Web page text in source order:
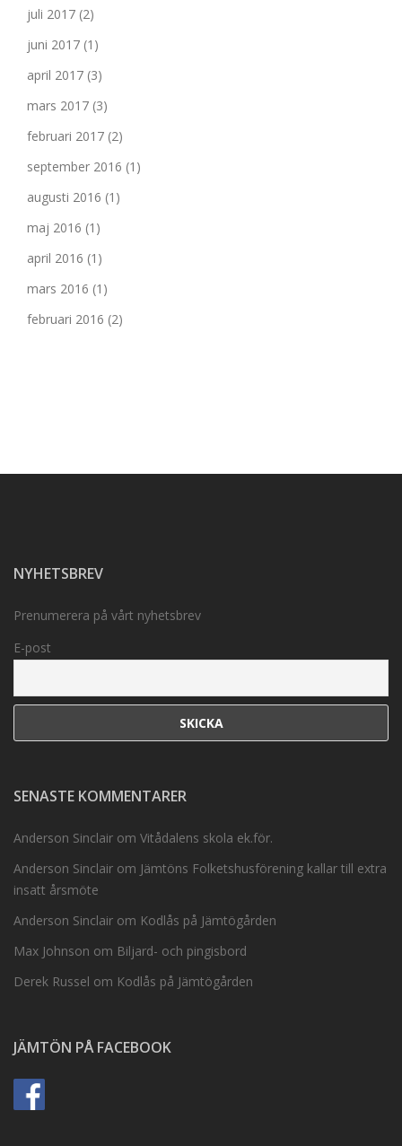
juli 2017 (2)
juni 2017 (1)
april 2017 (3)
mars 2017 (3)
februari 2017 (2)
september 2016 (1)
augusti 2016 (1)
maj 2016 (1)
april 2016 (1)
mars 2016 (1)
februari 2016 (2)
NYHETSBREV
Prenumerera på vårt nyhetsbrev
E-post
SENASTE KOMMENTARER
Anderson Sinclair om Vitådalens skola ek.för.
Anderson Sinclair om Jämtöns Folketshusförening kallar till extra
insatt årsmöte
Anderson Sinclair om Kodlås på Jämtögården
Max Johnson om Biljard- och pingisbord
Derek Russel om Kodlås på Jämtögården
JÄMTÖN PÅ FACEBOOK